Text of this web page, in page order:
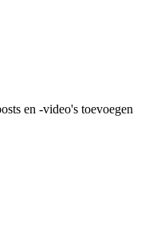
en -video's toevoegen